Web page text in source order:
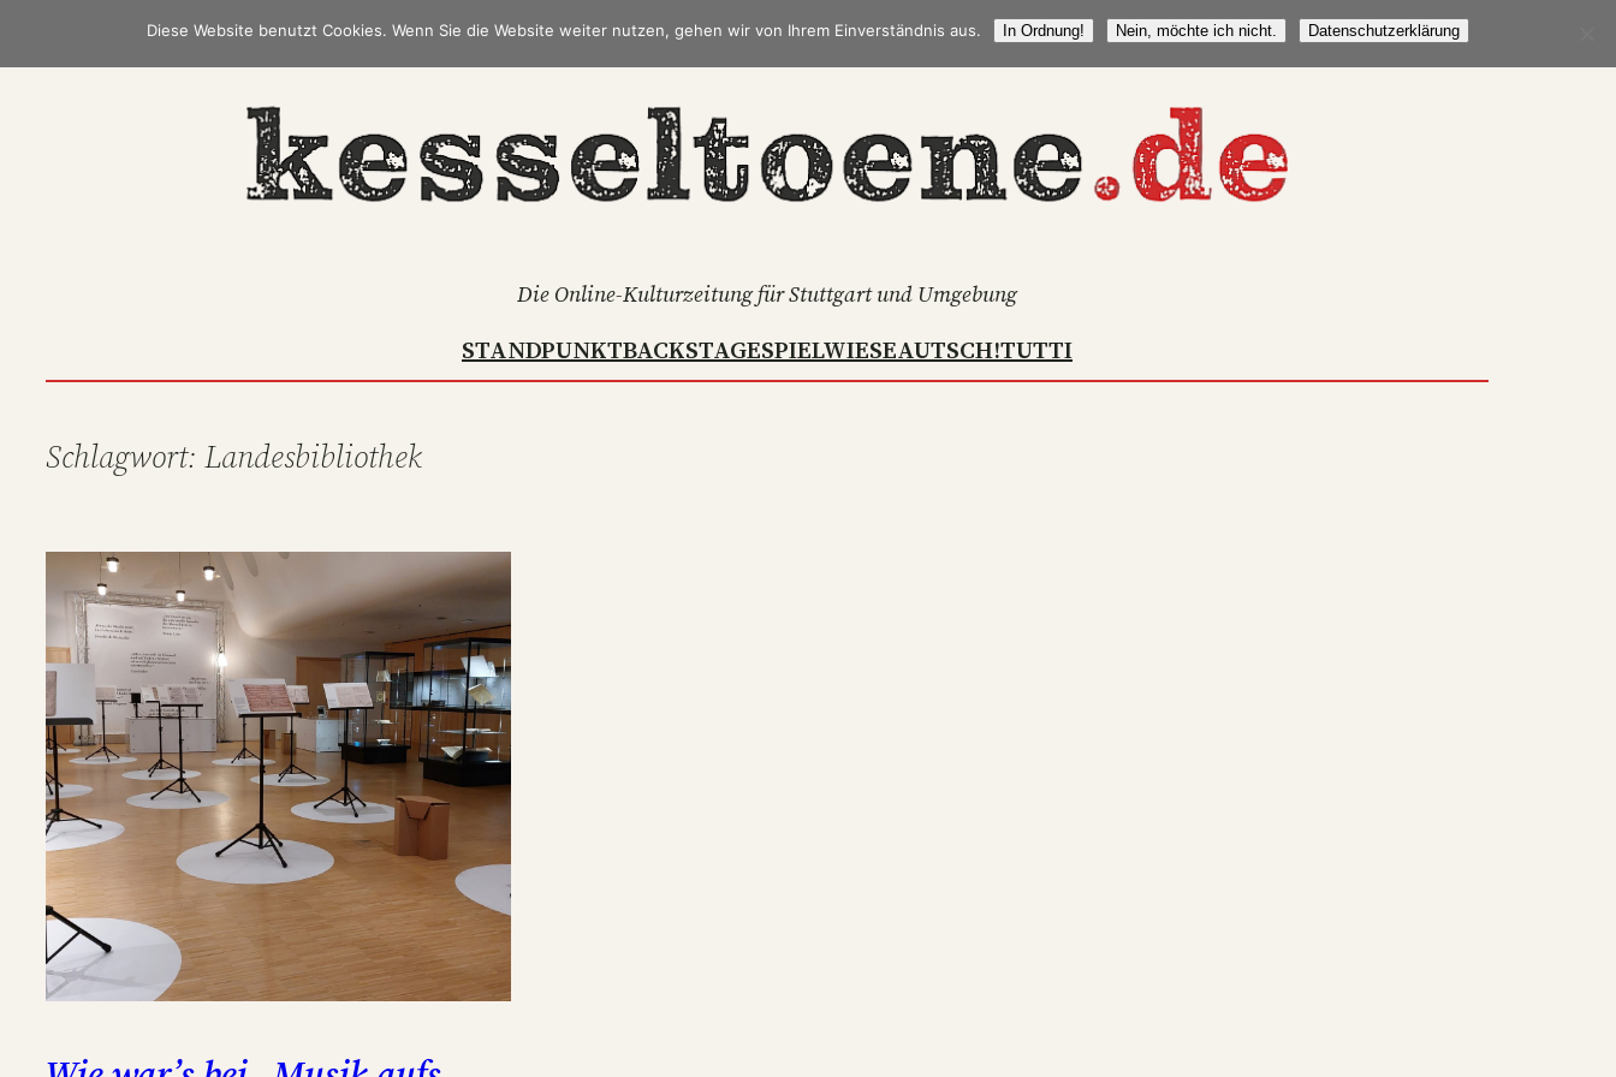
Inhalt
Die Online-Kulturzeitung für Stuttgart und Umgebung
STANDPUNKTBACKSTAGESPIELWIESEAUTSCH!TUTTI
Schlagwort: Landesbibliothek
Diese Website benutzt Cookies. Wenn Sie die Website weiter nutzen, gehen wir von Ihrem Einverständnis aus. In Ordnung! Nein, möchte ich nicht. Datenschutzerklärung